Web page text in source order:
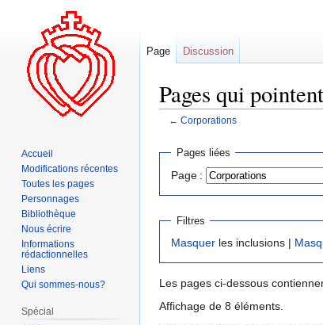
Pages qui
← Corporations
Aller
navigation
Aller
recherche
Pages liées
Page :
Filtres
Masquer les inclusions |
Les pages ci-dessous
Affichage de 8 éléments.
Page Discussion
Accueil
Modifications récentes
Toutes les pages
Personnages
Bibliothèque
Nous écrire
Informations
rédactionnelles
Liens
Qui sommes-nous?
Spécial